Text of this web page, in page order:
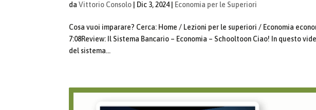
daVittorio Consolo Dic 3, 2024| Economia per le Superiori
Cosa vuoi imparare? Cerca: Home / Lezioni per le superiori / Economia
7:08Review: Il Sistema Bancario – Economia – Schooltoon Ciao! In questo
del sistema...